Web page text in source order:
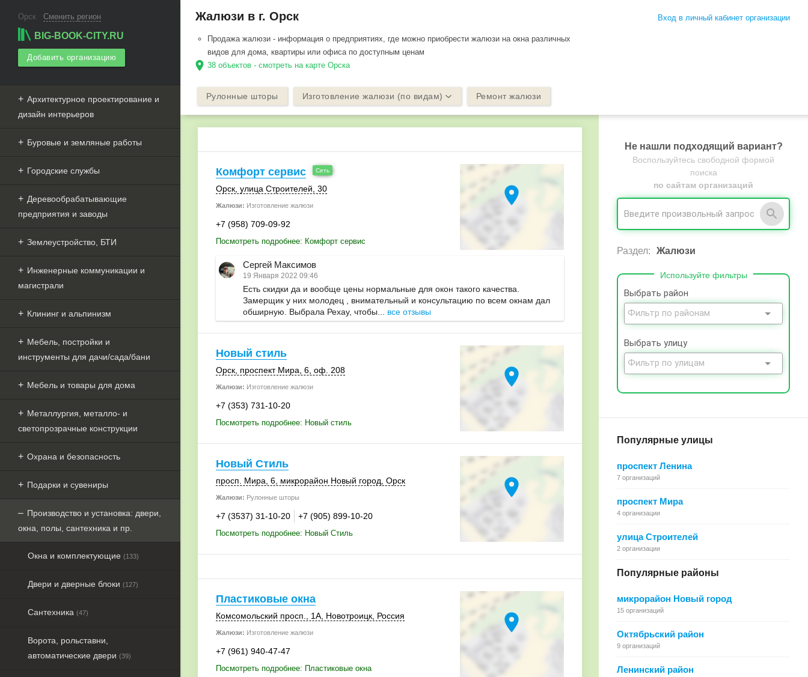
Орск Сменить регион
BIG-BOOK-CITY.RU
Добавить организацию
Архитектурное проектирование и
дизайн интерьеров
Буровые и земляные работы
Городские службы
Деревообрабатывающие
предприятия и заводы
Землеустройство, БТИ
Инженерные коммуникации и
магистрали
Клининг и альпинизм
Мебель, постройки и
инструменты для дачи/сада/бани
Мебель и товары для дома
Металлургия, металло- и
светопрозрачные конструкции
Охрана и безопасность
Подарки и сувениры
Производство и установка: двери,
окна, полы, сантехника и пр.
Окна и комплектующие (133)
Двери и дверные блоки (127)
Сантехника (47)
Ворота, рольставни,
автоматические двери (39)
Жалюзи в г. Орск
Продажа жалюзи - информация о предприятиях, где можно приобрести жалюзи на окна различных
видов для дома, квартиры или офиса по доступным ценам
location_on 38 объектов - смотреть на карте Орска
Вход в личный кабинет организации
Рулонные шторы Изготовление жалюзи (по видам) Ремонт жалюзи
Комфорт сервис
Орск, улица Строителей, 30
Жалюзи: Изготовление жалюзи
+7 (958) 709-09-92
Посмотреть подробнее: Комфорт сервис
location_on
Сергей Максимов
19 Января 2022 09:46
Есть скидки да и вообще цены нормальные для окон такого качества.
Замерщик у них молодец , внимательный и консультацию по всем окнам дал
обширную. Выбрала Рехау, чтобы... все отзывы
Новый стиль
Орск, проспект Мира, 6, оф. 208
Жалюзи: Изготовление жалюзи
+7 (353) 731-10-20
Посмотреть подробнее: Новый стиль
location_on
Новый Стиль
просп. Мира, 6, микрорайон Новый город, Орск
Жалюзи: Рулонные шторы
+7 (3537) 31-10-20 +7 (905) 899-10-20
Посмотреть подробнее: Новый Стиль
location_on
Пластиковые окна
Комсомольский просп., 1А, Новотроицк, Россия
Жалюзи: Изготовление жалюзи
+7 (961) 940-47-47
Посмотреть подробнее: Пластиковые окна
location_on
Не нашли подходящий вариант?
Воспользуйтесь свободной формой
поиска
по сайтам организаций
Раздел: Жалюзи
Используйте фильтры
Выбрать район
Выбрать улицу
Популярные улицы
проспект Ленина
7 организаций
проспект Мира
4 организации
улица Строителей
2 организации
Популярные районы
микрорайон Новый город
15 организаций
Октябрьский район
9 организаций
Ленинский район